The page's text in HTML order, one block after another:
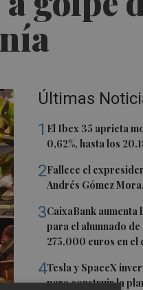
Últimas
1 El Ibex 35 aprieta
0,62%, hasta los
2Fallece el
Andrés Gómez
3CaixaBank aumenta
para el alumnado de
275.000 euros en
4Tesla y SpaceX
para construir la